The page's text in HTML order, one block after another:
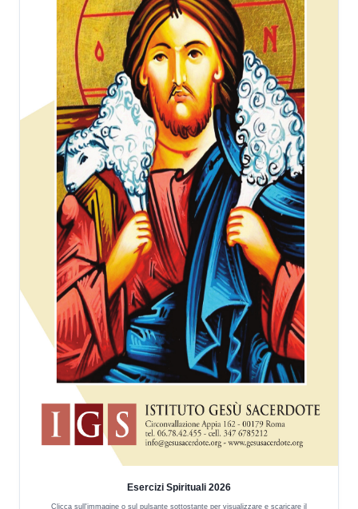
Esercizi Spirituali 2026
Clicca sull'immagine o sul pulsante sottostante per visualizzare e scaricare il